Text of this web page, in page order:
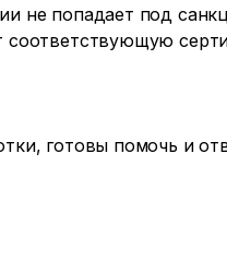
не попадает под
соответствующую
готовы помочь и